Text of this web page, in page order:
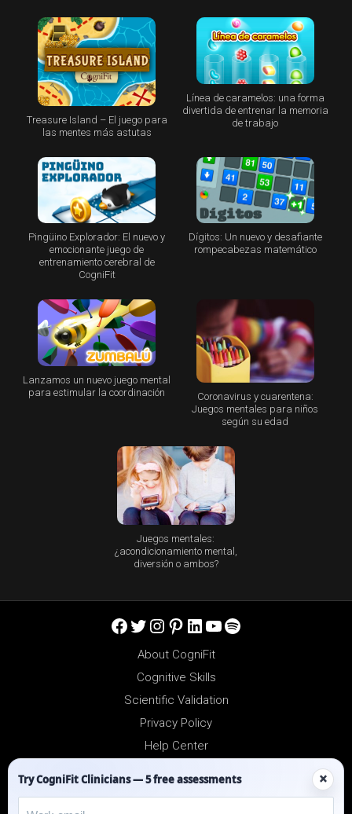
Treasure Island – El juego para
las mentes más astutas
Línea de caramelos: una forma
divertida de entrenar la memoria
de trabajo
Pingüino Explorador: El nuevo y
emocionante juego de
entrenamiento cerebral de
CogniFit
Dígitos: Un nuevo y desafiante
rompecabezas matemático
Lanzamos un nuevo juego mental
para estimular la coordinación
Coronavirus y cuarentena:
Juegos mentales para niños
según su edad
Juegos mentales:
¿acondicionamiento mental,
diversión o ambos?
Facebook
Twitter
Instagram
Pinterest
LinkedIn
YouTube
Spotify
About CogniFit
Cognitive Skills
Scientific Validation
Privacy Policy
Help Center
Try CogniFit Clinicians — 5 free assessments ×